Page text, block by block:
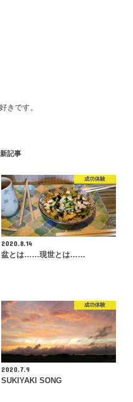
きです。
記事
成功体験
2020.8.14
盆とは……現世とは……
成功体験
2020.7.9
SUKIYAKI SONG